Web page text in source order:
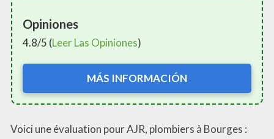
Opiniones
4.8/5 (Leer Las Opiniones)
MÁS INFORMACIÓN
Voici une évaluation pour AJR, plombiers à Bourges :